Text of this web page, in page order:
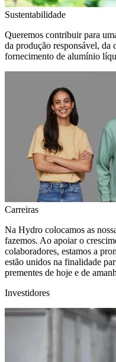
Sustentabilidade
Queremos contribuir para
da produção responsável, da
fornecimento de alumínio
Carreiras
Na Hydro colocamos as
fazemos. Ao apoiar o
colaboradores, estamos a
estão unidos na finalidade
prementes de hoje e de
Investidores